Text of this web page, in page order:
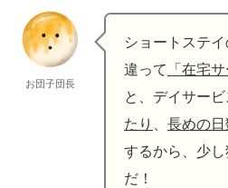
お団子団長
ショートステ
違って 「在宅
と、デイサービ
たり
長めの
するから、少
だ！